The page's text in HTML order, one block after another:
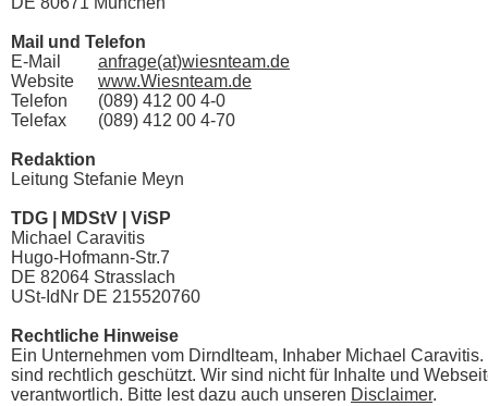
Mail und Telefon
E-Mail
Website
Telefon
Telefax
anfrage(at)wiesnteam.de
www.Wiesnteam.de
(089) 412 00 4-0
(089) 412 00 4-70
Redaktion
Leitung Stefanie Meyn
TDG | MDStV | ViSP
Michael Caravitis
Hugo-Hofmann-Str.7
DE 82064 Strasslach
USt-IdNr DE 215520760
Rechtliche Hinweise
Ein Unternehmen vom Dirndlteam, Inhaber Michael
sind rechtlich geschützt. Wir sind nicht für Inhalte und
verantwortlich. Bitte lest dazu auch unseren Disclaimer.